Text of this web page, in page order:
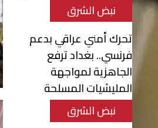
نبض الشرق
تحرك أمني عراقي بدعم
فرنسي.. بغداد ترفع
الجاهزية لمواجهة
المليشيات المسلحة
نبض الشرق